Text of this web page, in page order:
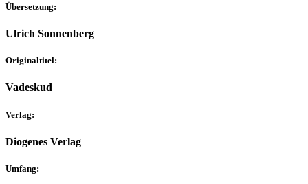
Übersetzung:
Ulrich Sonnenberg
Originaltitel:
Vadeskud
Verlag:
Diogenes Verlag
Umfang: